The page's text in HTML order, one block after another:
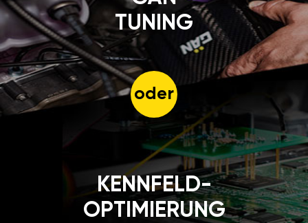
TUNING
oder
KENNFELD-
OPTIMIERUNG